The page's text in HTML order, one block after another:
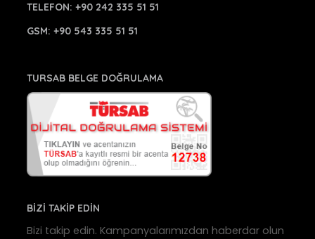
TELEFON: +90 242 335 51 51
GSM: +90 543 335 51 51
TURSAB BELGE DOĞRULAMA
BİZİ TAKİP EDİN
Bizi takip edin. Kampanyalarımızdan haberdar olun